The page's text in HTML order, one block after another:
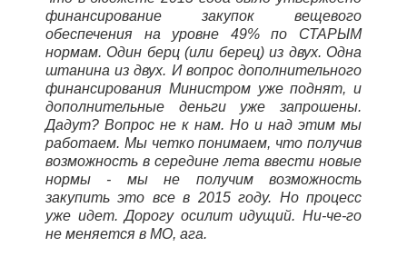
финансирование закупок вещевого
обеспечения на уровне 49% по СТАРЫМ
нормам. Один берц (или берец) из двух. Одна
штанина из двух. И вопрос дополнительного
финансирования Министром уже поднят, и
дополнительные деньги уже запрошены.
Дадут? Вопрос не к нам. Но и над этим мы
работаем. Мы четко понимаем, что получив
возможность в середине лета ввести новые
нормы - мы не получим возможность
закупить это все в 2015 году. Но процесс
уже идет. Дорогу осилит идущий. Ни-че-го
не меняется в МО, ага.